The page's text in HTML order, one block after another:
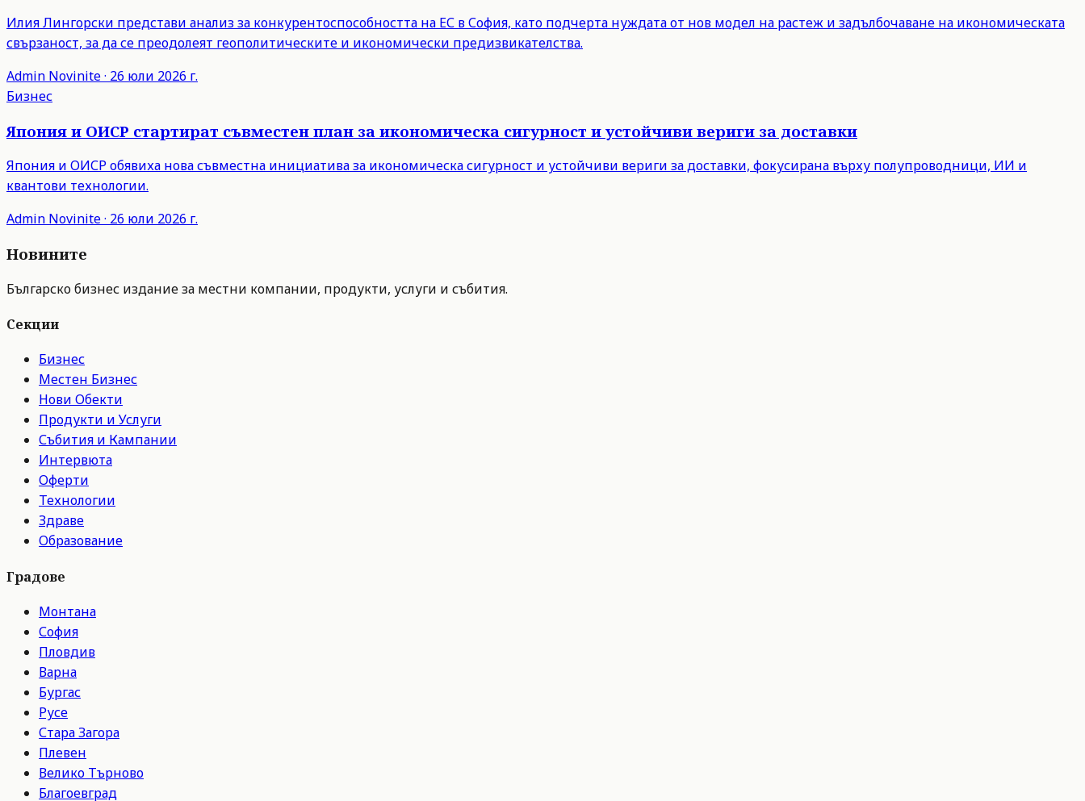
Илия Лингорски представи анализ за конкурентоспособността на ЕС в София, като подчерта нуждата от нов модел на растеж и задълбочаване на икономическата
свързаност, за да се преодолеят геополитическите и икономически предизвикателства.
Admin Novinite· 26 юли 2026 г.
Бизнес
Япония и ОИСР стартират съвместен план за икономическа сигурност и устойчиви вериги за доставки
Япония и ОИСР обявиха нова съвместна инициатива за икономическа сигурност и устойчиви вериги за доставки, фокусирана върху полупроводници, ИИ и
квантови технологии.
Admin Novinite· 26 юли 2026 г.
Новините
Българско бизнес издание за местни компании, продукти, услуги и събития.
Секции
Бизнес
Местен Бизнес
Нови Обекти
Продукти и Услуги
Събития и Кампании
Интервюта
Оферти
Технологии
Здраве
Образование
Градове
Монтана
София
Пловдив
Варна
Бургас
Русе
Стара Загора
Плевен
Велико Търново
Благоевград